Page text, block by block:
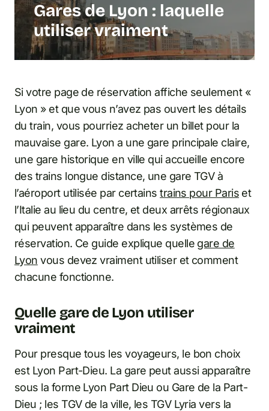
Gares de Lyon : laquelle
utiliser vraiment
Si votre page de réservation affiche seulement «
Lyon » et que vous n’avez pas ouvert les détails
du train, vous pourriez acheter un billet pour la
mauvaise gare. Lyon a une gare principale claire,
une gare historique en ville qui accueille encore
des trains longue distance, une gare TGV à
l’aéroport utilisée par certainstrains pour Paris et
l’Italie au lieu du centre, et deux arrêts régionaux
qui peuvent apparaître dans les systèmes de
réservation. Ce guide explique quelle gare de
Lyon vous devez vraiment utiliser et comment
chacune fonctionne.
Quelle gare de Lyon utiliser
vraiment
Pour presque tous les voyageurs, le bon choix
est Lyon Part-Dieu. La gare peut aussi apparaître
sous la forme Lyon Part Dieu ou Gare de la Part-
Dieu ; les TGV de la ville, les TGV Lyria vers la